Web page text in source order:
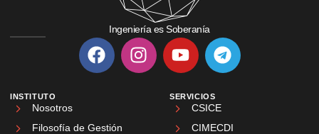
Ingeniería es Soberanía
INSTITUTO
Nosotros
Filosofía de Gestión
SERVICIOS
CSICE
CIMECDI